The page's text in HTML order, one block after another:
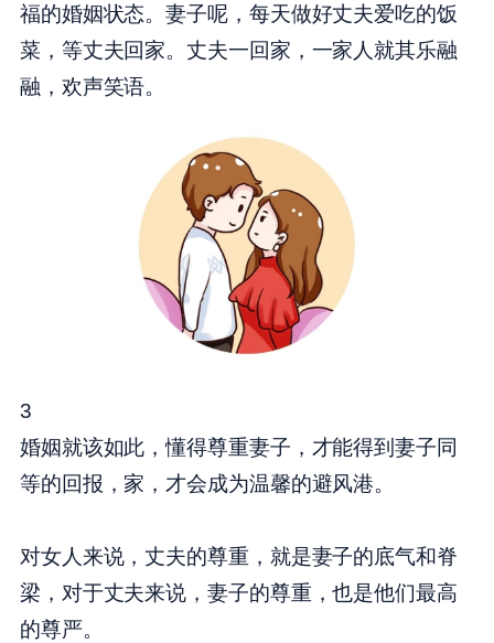
福的婚姻状态。妻子呢，每天做好丈夫爱吃的饭
菜，等丈夫回家。丈夫一回家，一家人就其乐融
融，欢声笑语。
3
婚姻就该如此，懂得尊重妻子，才能得到妻子同
等的回报，家，才会成为温馨的避风港。
对女人来说，丈夫的尊重，就是妻子的底气和脊
梁，对于丈夫来说，妻子的尊重，也是他们最高
的尊严。